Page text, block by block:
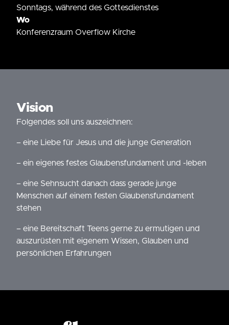
Sonntags, während des Gottesdienstes
Wo
Konferenzraum Overflow Kirche
Vision
Folgendes soll uns auszeichnen:
– eine Liebe für Jesus und die junge Generation
– ein eigenes festes Glaubensfundament und -leben
– eine Sehnsucht danach dass gerade junge
Menschen auf einem festen Glaubensfundament
stehen
– eine Bereitschaft Teens gerne zu ermutigen und
auszurüsten mit eigenem Wissen, Glauben und
persönlichen Erfahrungen